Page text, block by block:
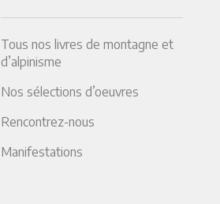
Tous nos livres de montagne et
d’alpinisme
Nos sélections d’oeuvres
Rencontrez-nous
Manifestations